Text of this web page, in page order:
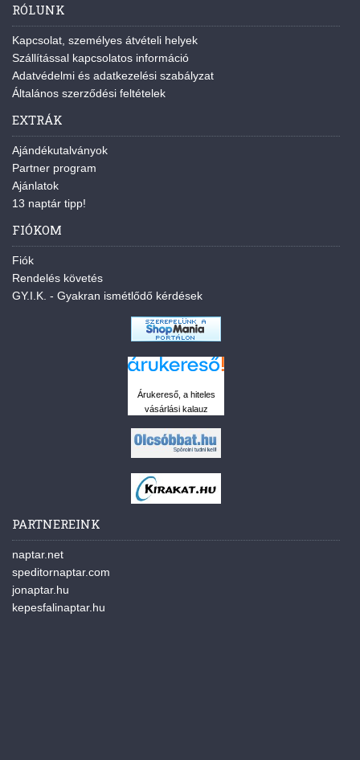
RÓLUNK
Kapcsolat, személyes átvételi helyek
Szállítással kapcsolatos információ
Adatvédelmi és adatkezelési szabályzat
Általános szerződési feltételek
EXTRÁK
Ajándékutalványok
Partner program
Ajánlatok
13 naptár tipp!
FIÓKOM
Fiók
Rendelés követés
GY.I.K. - Gyakran ismétlődő kérdések
Árukereső, a hiteles
vásárlási kalauz
PARTNEREINK
naptar.net
speditornaptar.com
jonaptar.hu
kepesfalinaptar.hu